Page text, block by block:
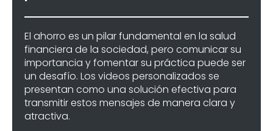
El ahorro es un pilar fundamental en la salud
financiera de la sociedad, pero comunicar su
importancia y fomentar su práctica puede ser
un desafío. Los videos personalizados se
presentan como una solución efectiva para
transmitir estos mensajes de manera clara y
atractiva.